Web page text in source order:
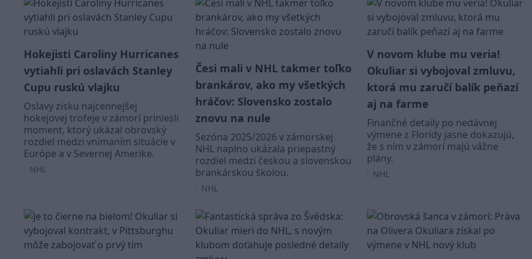
Hokejisti Caroliny Hurricanes
vytiahli pri oslavách Stanley
Cupu ruskú vlajku
Oslavy zisku najcennejšej
hokejovej trofeje v zámorí priniesli
moment, ktorý ukázal obrovský
rozdiel medzi vnímaním situácie v
Európe a v Severnej Amerike.
NHL
Česi mali v NHL takmer toľko
brankárov, ako my všetkých
hráčov: Slovensko zostalo
znovu na nule
Sezóna 2025/2026 v zámorskej
NHL naplno ukázala priepastný
rozdiel medzi českou a slovenskou
brankárskou školou.
NHL
V novom klube mu veria!
Okuliar si vybojoval zmluvu,
ktorá mu zaručí balík peňazí
aj na farme
Finančné detaily po nedávnej
výmene z Floridy jasne dokazujú,
že s ním v zámorí majú vážne
plány.
NHL